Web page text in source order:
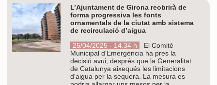
L’Ajuntament de Girona reobrirà de
forma progressiva les fonts
ornamentals de la ciutat amb sistema
de recirculació d’aigua
25/04/2025 - 14.34 h
El Comitè
Municipal d’Emergència ha pres la
decisió avui, després que la Generalitat
de Catalunya aixequés les limitacions
d'aigua per la sequera. La mesura es